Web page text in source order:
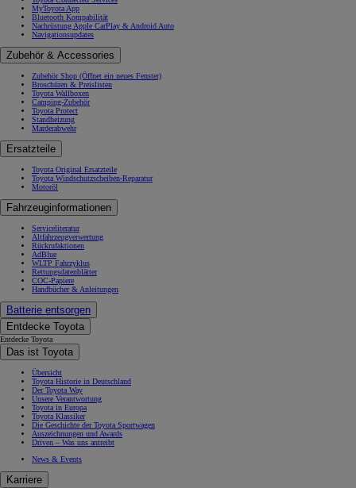
MyToyota App
Bluetooth Kompabilität
Nachrüstung Apple CarPlay & Android Auto
Navigationsupdates
Zubehör & Accessories
Zubehör Shop (Öffnet ein neues Fenster)
Broschüren & Preislisten
Toyota Wallboxen
Camping-Zubehör
Toyota Protect
Standheizung
Marderabwehr
Ersatzteile
Toyota Original Ersatzteile
Toyota Windschutzscheiben-Reparatur
Motoröl
Fahrzeuginformationen
Serviceliteratur
Altfahrzeugverwertung
Rückrufaktionen
AdBlue
WLTP Fahrzyklus
Rettungsdatenblätter
COC-Papiere
Handbücher & Anleitungen
Batterie entsorgen
Entdecke Toyota
Entdecke Toyota
Das ist Toyota
Übersicht
Toyota Historie in Deutschland
Der Toyota Way
Unsere Verantwortung
Toyota in Europa
Toyota Klassiker
Die Geschichte der Toyota Sportwagen
Auszeichnungen und Awards
Driven – Was uns antreibt
News & Events
Karriere